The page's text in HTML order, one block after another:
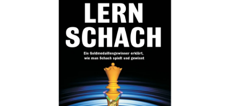
SCHACH-ANTIQUITÄTENLADEN
SCHACH-MERCH